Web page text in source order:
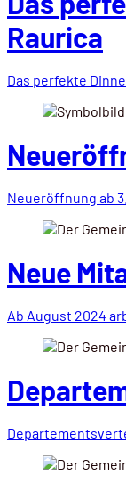
Raurica
Das perfekte
Neueröffnung ab
Neue
Ab August 2024